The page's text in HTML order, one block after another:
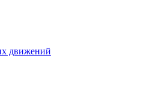
движений